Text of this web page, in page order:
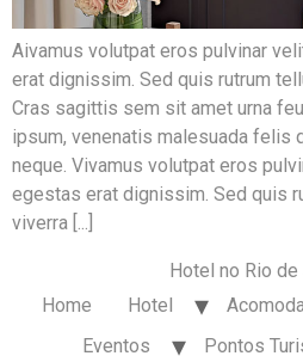
Aivamus volutpat eros pulvinar
erat dignissim. Sed quis rutrum
Cras sagittis sem sit amet urna
ipsum, venenatis malesuada felis
neque. Vivamus volutpat eros
egestas erat dignissim. Sed quis
viverra [...]
Hotel no Rio
Home
Hotel
Eventos
Pontos